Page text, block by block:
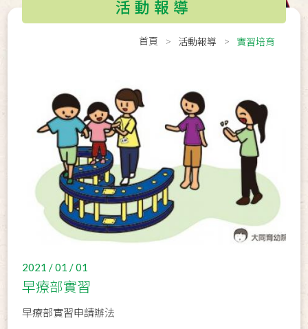
活動報導
首頁 活動報導 實習培育
2021 / 01 / 01
早療部實習
早療部實習申請辦法